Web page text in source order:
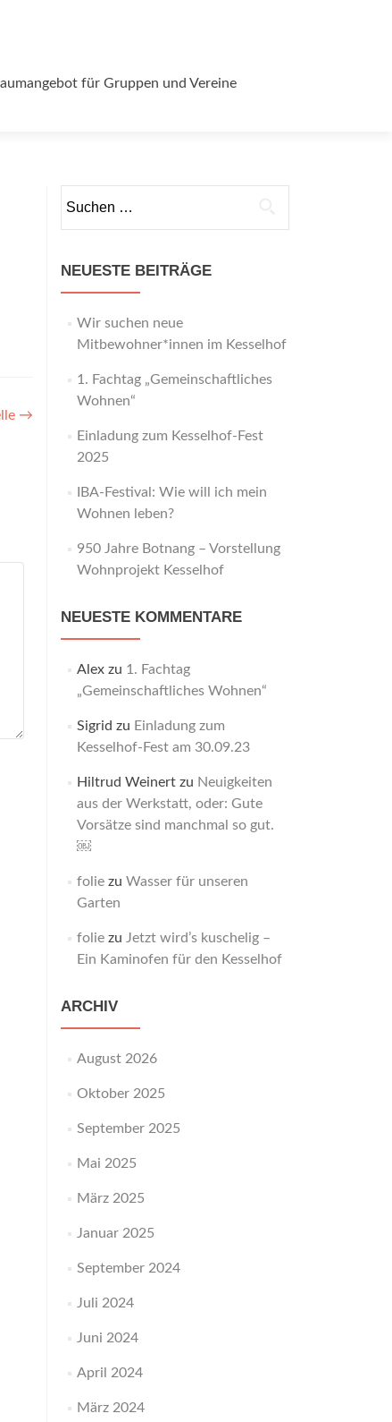
für Gruppen und Vereine
→
nach:
NEUESTE BEITRÄGE
Wir suchen neue
Mitbewohner*innen im Kesselhof
1. Fachtag „Gemeinschaftliches
Wohnen“
Einladung zum Kesselhof-Fest
2025
IBA-Festival: Wie will ich mein
Wohnen leben?
950 Jahre Botnang – Vorstellung
Wohnprojekt Kesselhof
NEUESTE KOMMENTARE
Alexzu 1. Fachtag
„Gemeinschaftliches Wohnen“
Sigrid zu Einladung zum
Kesselhof-Fest am 30.09.23
Hiltrud Weinertzu Neuigkeiten
aus der Werkstatt, oder: Gute
Vorsätze sind manchmal so gut.
￼
foliezu Wasser für unseren
Garten
foliezu Jetzt wird’s kuschelig –
Ein Kaminofen für den Kesselhof
ARCHIV
August 2026
Oktober 2025
September 2025
Mai 2025
März 2025
Januar 2025
September 2024
Juli 2024
Juni 2024
April 2024
März 2024